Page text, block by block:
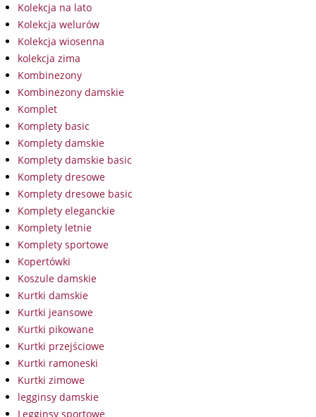
Kolekcja na lato
Kolekcja welurów
Kolekcja wiosenna
kolekcja zima
Kombinezony
Kombinezony damskie
Komplet
Komplety basic
Komplety damskie
Komplety damskie basic
Komplety dresowe
Komplety dresowe basic
Komplety eleganckie
Komplety letnie
Komplety sportowe
Kopertówki
Koszule damskie
Kurtki damskie
Kurtki jeansowe
Kurtki pikowane
Kurtki przejściowe
Kurtki ramoneski
Kurtki zimowe
legginsy damskie
Legginsy sportowe